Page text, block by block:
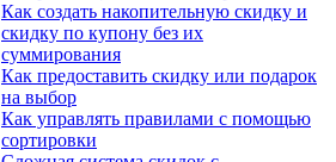
Как создать накопительную скидку и
скидку по купону без их
суммирования
Как предоставить скидку или подарок
на выбор
Как управлять правилами с помощью
сортировки